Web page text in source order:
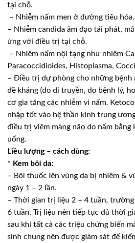
tại chỗ.
– Nhiễm nấm men ở đường tiêu hóa.
– Nhiễm candida âm đạo tái phát,
ứng với điều trị tại chỗ.
– Nhiễm nấm nội tạng như nhiễm
Paracoccidioides, Histoplasma,
– Ðiều trị dự phòng cho những bệnh
đề kháng (do di truyền, do bệnh lý,
cơ gia tăng các nhiễm vi nấm.
nhập tốt vào hệ thần kinh trung
điều trị viêm màng não do nấm bằng
uống.
Liều lượng – cách dùng:
* Kem bôi da:
– Bôi thuốc lên vùng da bị nhiễm &
ngày 1 – 2 lần.
– Thời gian trị liệu 2 – 4 tuần,
6 tuần. Trị liệu nên tiếp tục đủ thời
sau khi tất cả các triệu chứng biến
sinh chung nên được giám sát để